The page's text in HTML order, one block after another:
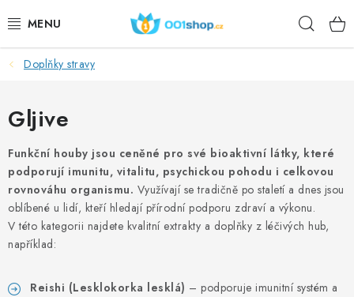
na
DOPLŇKY STRAVY
KOZMETIKA
SPORT
PREHRAMBENI PROIZVODI
TEME
Doplňky stravy
Gljive
Funkční houby jsou ceněné pro své bioaktivní látky, které
podporují imunitu, vitalitu, psychickou pohodu i celkovou
rovnováhu organismu. Využívají se tradičně po staletí a dnes jsou
oblíbené u lidí, kteří hledají přírodní podporu zdraví a výkonu.
V této kategorii najdete kvalitní extrakty a doplňky z léčivých hub,
například:
Reishi (Lesklokorka lesklá) – podporuje imunitní systém a